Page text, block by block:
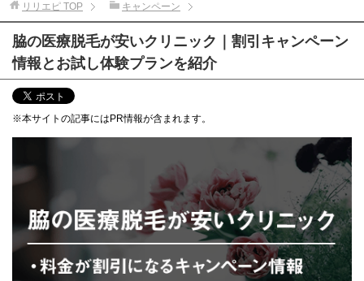
リリエピ TOP キャンペーン
脇の医療脱毛が安いクリニック｜割引キャンペーン
情報とお試し体験プランを紹介
※本サイトの記事にはPR情報が含まれます。